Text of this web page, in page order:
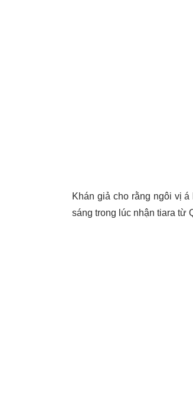
Khán giả cho rằng ngôi vị
sáng trong lúc nhận tiara từ